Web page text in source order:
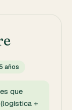
años
que
+